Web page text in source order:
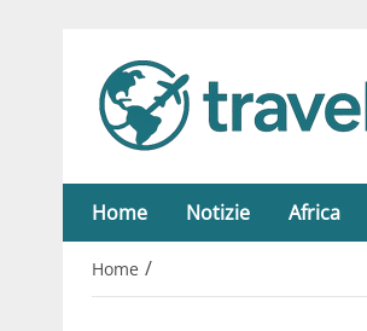
Home Notizie Africa
Home /